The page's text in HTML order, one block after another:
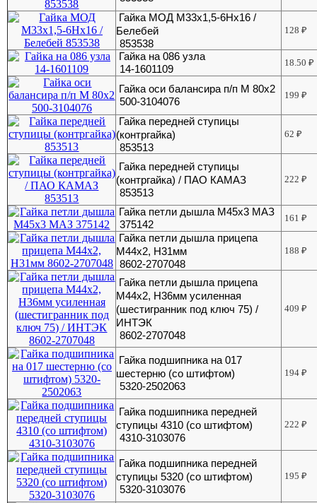
Гайка МОД М33х1,5-6Нх16 /
Белебей
853538
128₽
Гайка на 086 узла
14-1601109
18.50₽
Гайка оси балансира п/п М 80х2
500-3104076
199₽
Гайка передней ступицы
(контргайка)
853513
62₽
Гайка передней ступицы
(контргайка) / ПАО КАМАЗ
853513
222₽
Гайка петли дышла М45х3 МАЗ
375142
161₽
Гайка петли дышла прицепа
М44х2, H31мм
8602-2707048
188₽
Гайка петли дышла прицепа
М44х2, H36мм усиленная
(шестигранник под ключ 75) /
ИНТЭК
8602-2707048
409₽
Гайка подшипника на 017
шестерню (со штифтом)
5320-2502063
194₽
Гайка подшипника передней
ступицы 4310 (со штифтом)
4310-3103076
222₽
Гайка подшипника передней
ступицы 5320 (со штифтом)
5320-3103076
195₽